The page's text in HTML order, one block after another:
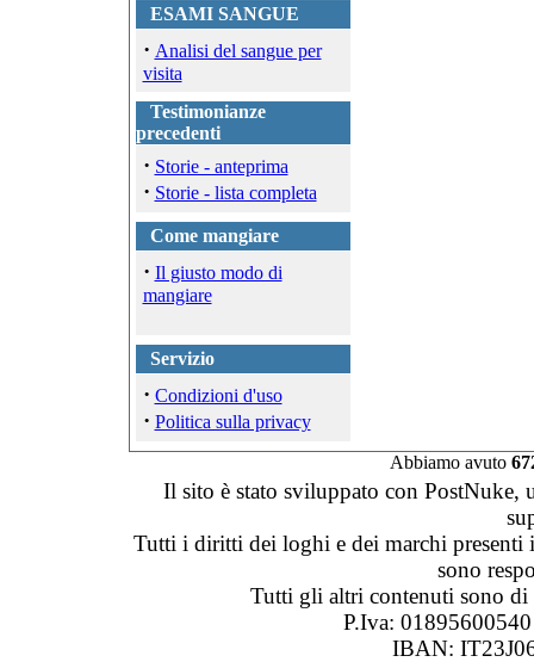
ESAMI SANGUE
· Analisi del sangue per
visita
Testimonianze
precedenti
· Storie - anteprima
· Storie - lista completa
Come mangiare
· Il giusto modo di
mangiare
Servizio
· Condizioni d'uso
· Politica sulla privacy
Abbiamo avuto
Il sito è stato sviluppato con PostNuke,
Tutti i diritti dei loghi e dei marchi
sono
Tutti gli altri contenuti sono
P.Iva:
IBAN: